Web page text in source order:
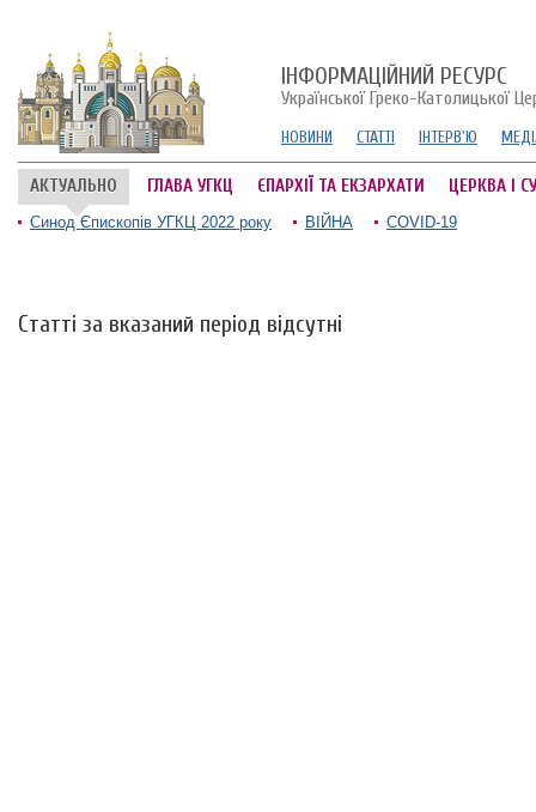
ІНФОРМАЦІЙНИЙ РЕСУРС
Української Греко-Католицької
НОВИНИ СТАТТІ ІНТЕРВ'Ю
АКТУАЛЬНО ГЛАВА УГКЦ ЄПАРХІЇ ТА ЕКЗАРХАТИ ЦЕРКВА І
Синод Єпископів УГКЦ 2022 року ВІЙНА COVID-19
Статті за вказаний період відсутні